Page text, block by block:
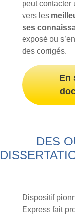
peut contacter
vers les
ses
exposé ou
des corrigés.
En
DES
Dispositif
Express fait